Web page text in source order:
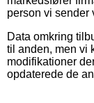
person vi sender
Data omkring
til anden, men vi
modifikationer
opdaterede de